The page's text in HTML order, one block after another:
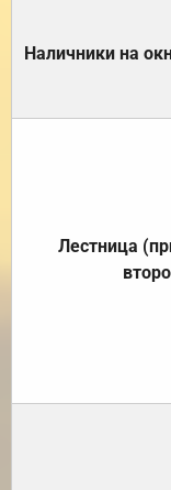
Наличники на
Лестница